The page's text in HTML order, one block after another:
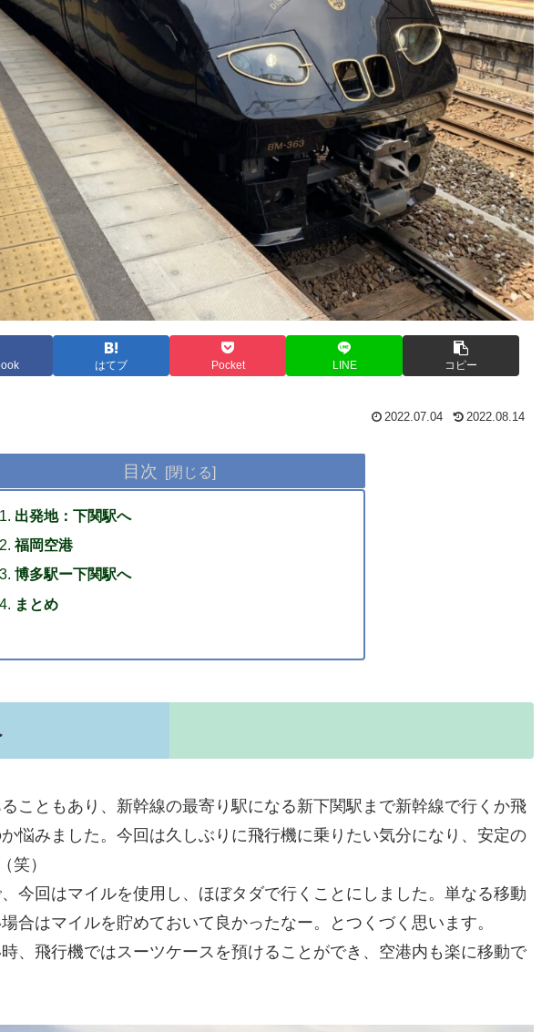
はてブ Pocket LINE コピー
2022.07.04 2022.08.14
目次
出発地：下関駅へ
福岡空港
博多駅ー下関駅へ
まとめ
こともあり、新幹線の最寄り駅になる新下関駅まで新幹線で行くか飛
悩みました。今回は久しぶりに飛行機に乗りたい気分になり、安定の
笑）
今回はマイルを使用し、ほぼタダで行くことにしました。単なる移動
合はマイルを貯めておいて良かったなー。とつくづく思います。
、飛行機ではスーツケースを預けることができ、空港内も楽に移動で